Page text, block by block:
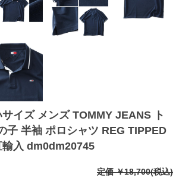
サイズ メンズ TOMMY JEANS ト
子 半袖 ポロシャツ REG TIPPED
入 dm0dm20745
定価 ￥18,700(税込)